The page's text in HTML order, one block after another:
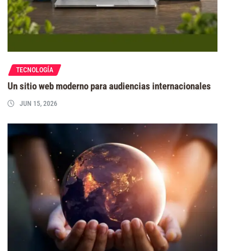
TECNOLOGÍA
Un sitio web moderno para audiencias internacionales
JUN 15, 2026